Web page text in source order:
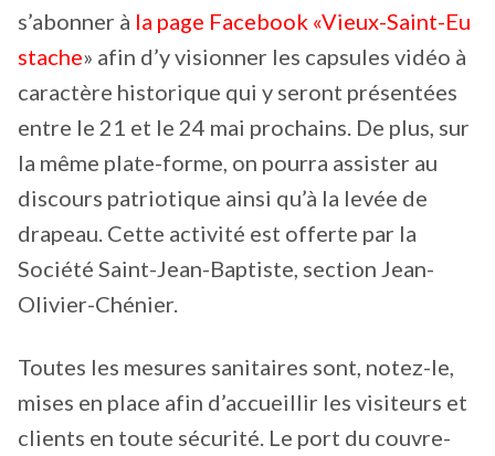
s’abonner à la page Facebook «Vieux-Saint-Eu
stache» afin d’y visionner les capsules vidéo à
caractère historique qui y seront présentées
entre le 21 et le 24 mai prochains. De plus, sur
la même plate-forme, on pourra assister au
discours patriotique ainsi qu’à la levée de
drapeau. Cette activité est offerte par la
Société Saint-Jean-Baptiste, section Jean-
Olivier-Chénier.
Toutes les mesures sanitaires sont, notez-le,
mises en place afin d’accueillir les visiteurs et
clients en toute sécurité. Le port du couvre-